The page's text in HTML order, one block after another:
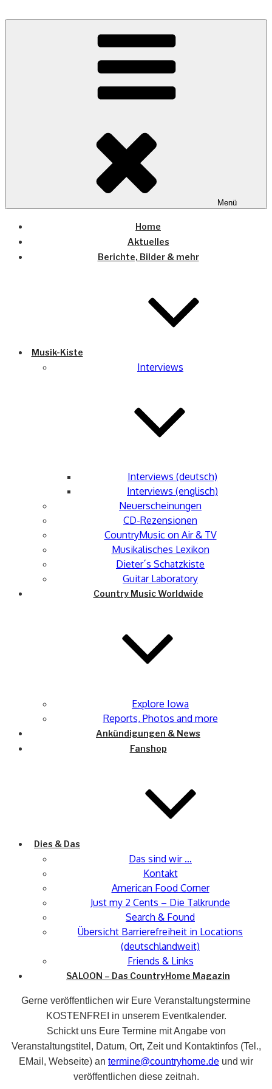
COUNTRYHOME
Wo die (Country-) Musik Zuhause ist
Menü
Home
Aktuelles
Berichte, Bilder & mehr
Musik-Kiste
Interviews
Interviews (deutsch)
Interviews (englisch)
Neuerscheinungen
CD-Rezensionen
CountryMusic on Air & TV
Musikalisches Lexikon
Dieter´s Schatzkiste
Guitar Laboratory
Country Music Worldwide
Explore Iowa
Reports, Photos and more
Ankündigungen & News
Fanshop
Dies & Das
Das sind wir …
Kontakt
American Food Corner
Just my 2 Cents – Die Talkrunde
Search & Found
Übersicht Barrierefreiheit in Locations
(deutschlandweit)
Friends & Links
SALOON – Das CountryHome Magazin
Gerne veröffentlichen wir Eure Veranstaltungstermine
KOSTENFREI in unserem Eventkalender.
Schickt uns Eure Termine mit Angabe von
Veranstaltungstitel, Datum, Ort, Zeit und Kontaktinfos (Tel.,
EMail, Webseite) an termine@countryhome.de und wir
veröffentlichen diese zeitnah.